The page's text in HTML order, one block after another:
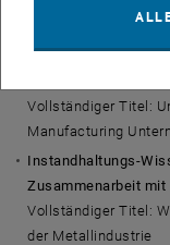
Technologien im
internationalen
Vollständiger Titel:
Manufacturing
Instandhaltungs-
Zusammenarbeit mit
Vollständiger Titel:
der Metallindustrie